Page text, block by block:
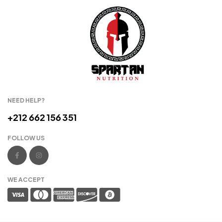
NEED HELP?
+212 662 156 351
FOLLOW US
WE ACCEPT